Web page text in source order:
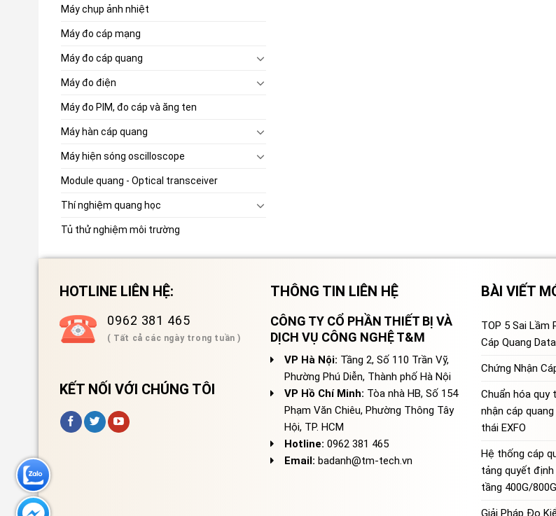
Máy chụp ảnh nhiệt
Máy đo cáp mạng
Máy đo cáp quang
Máy đo điện
Máy đo PIM, đo cáp và ăng ten
Máy hàn cáp quang
Máy hiện sóng oscilloscope
Module quang - Optical transceiver
Thí nghiệm quang học
Tủ thử nghiệm môi trường
HOTLINE LIÊN HỆ:
0962 381 465
( Tất cả các ngày trong tuần )
KẾT NỐI VỚI CHÚNG TÔI
THÔNG TIN LIÊN HỆ
CÔNG TY CỔ PHẦN THIẾT BỊ VÀ
DỊCH VỤ CÔNG NGHỆ T&M
VP Hà Nội: Tầng 2, Số 110 Trần Vỹ,
Phường Phú Diễn, Thành phố Hà Nội
VP Hồ Chí Minh: Tòa nhà HB, Số 154
Phạm Văn Chiêu, Phường Thông Tây
Hội, TP. HCM
Hotline: 0962 381 465
Email: badanh@tm-tech.vn
BÀI VIẾT
TOP 5 Sai Lầm
Cáp Quang
Chứng Nhận
Chuẩn hóa quy
nhận cáp
thái EXFO
Hệ thống cáp
tảng quyết
tầng 400G/800G
Giải Pháp Đo